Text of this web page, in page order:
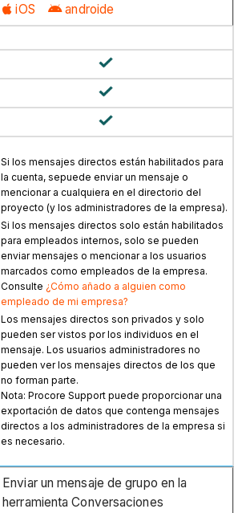
iOS androide
Si los mensajes directos están habilitados para
la cuenta, sepuede enviar un mensaje o
mencionar a cualquiera en el directorio del
proyecto (y los administradores de la empresa).
Si los mensajes directos solo están habilitados
para empleados internos, solo se pueden
enviar mensajes o mencionar a los usuarios
marcados como empleados de la empresa.
Consulte ¿Cómo añado a alguien como
empleado de mi empresa?
Los mensajes directos son privados y solo
pueden ser vistos por los individuos en el
mensaje. Los usuarios administradores no
pueden ver los mensajes directos de los que
no forman parte.
Nota: Procore Support puede proporcionar una
exportación de datos que contenga mensajes
directos a los administradores de la empresa si
es necesario.
Enviar un mensaje de grupo en la
herramienta Conversaciones